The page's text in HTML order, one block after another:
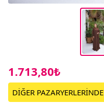
1.713,80₺
DİĞER PAZARYERLERİNDE